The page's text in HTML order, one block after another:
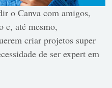
o Canva com amigos,
e, até mesmo,
criar projetos super
de ser expert em